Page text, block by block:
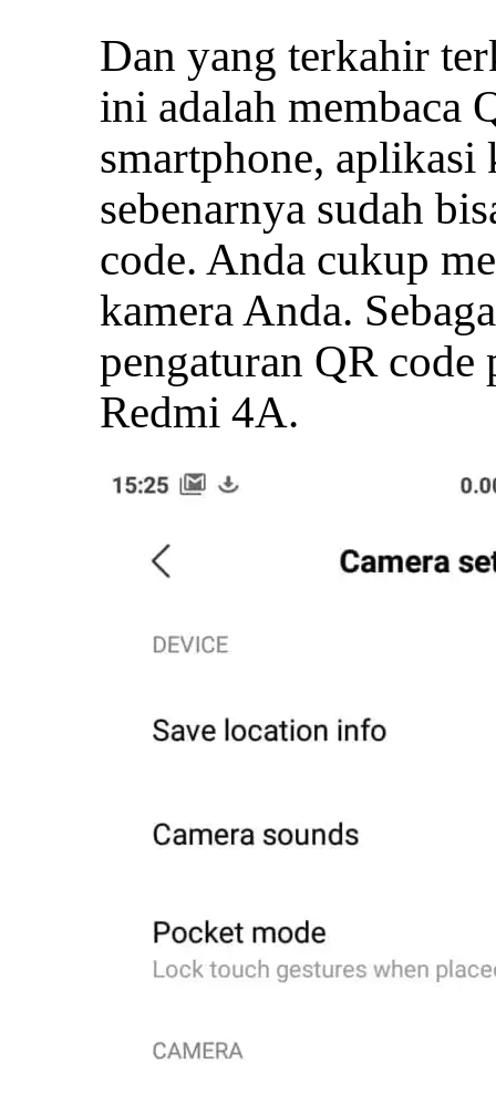
Dan yang terkahir
ini adalah membaca
smartphone, aplikasi
sebenarnya sudah
code. Anda cukup
kamera Anda.
pengaturan QR code
Redmi 4A.